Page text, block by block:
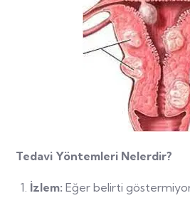
Tedavi Yöntemleri Nelerdir?
İzlem: Eğer belirti